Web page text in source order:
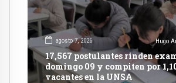
agosto 7, 2026 Hugo
17,567 postulantes rinden
domingo 09 y compiten por
vacantes en la UNSA